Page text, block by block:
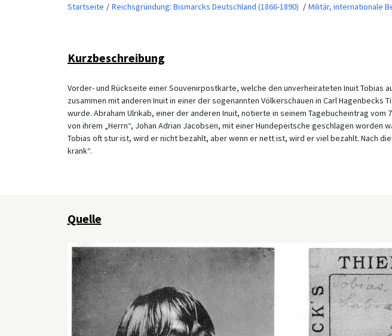
Startseite Reichsgründung: Bismarcks Deutschland (1866-1890) Militär, internationale
Kurzbeschreibung
Vorder- und Rückseite einer Souvenirpostkarte, welche den unverheirateten Inuit Tobias
zusammen mit anderen Inuit in einer der sogenannten Völkerschauen in Carl Hagenbecks
wurde. Abraham Ulrikab, einer der anderen Inuit, notierte in seinem Tagebucheintrag vom
von ihrem „Herrn“, Johan Adrian Jacobsen, mit einer Hundepeitsche geschlagen worden
Tobias oft stur ist, wird er nicht bezahlt, aber wenn er nett ist, wird er viel bezahlt. Nach
krank“.
Quelle